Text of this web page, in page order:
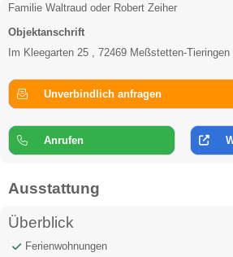
Familie Waltraud oder Robert Zeiher
Objektanschrift
Im Kleegarten 25 , 72469 Meßstetten-Tieringen
Unverbindlich anfragen
Anrufen
Ausstattung
Überblick
Ferienwohnungen